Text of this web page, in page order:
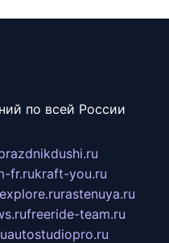
по всей России
fr.rukraft-you.ru
rastenuya.ru
freeride-team.ru
autostudiopro.ru